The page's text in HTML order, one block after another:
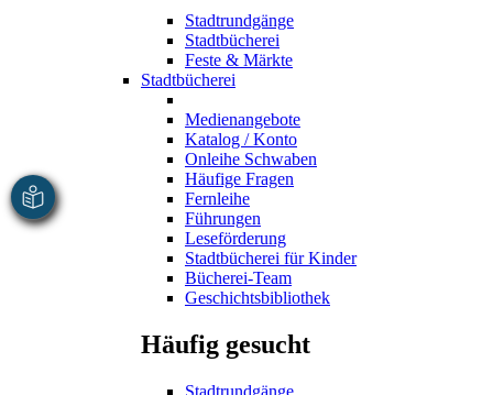
Stadtrundgänge
Stadtbücherei
Feste & Märkte
Stadtbücherei
Medienangebote
Katalog / Konto
Onleihe Schwaben
Häufige Fragen
Fernleihe
Führungen
Leseförderung
Stadtbücherei für Kinder
Bücherei-Team
Geschichtsbibliothek
Häufig gesucht
Stadtrundgänge